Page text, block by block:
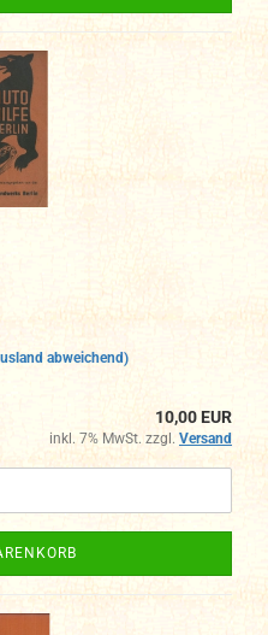
abweichend)
10,00 EUR
inkl. 7% MwSt. zzgl. Versand